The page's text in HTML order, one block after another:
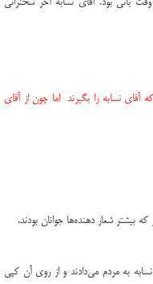
آقاي نسابه را بگيرند اما چون از آقاي
بيشتر شعار دهنده‌ها جوانان بودند.
به مردم مي‌دادند و از روي آن كپي